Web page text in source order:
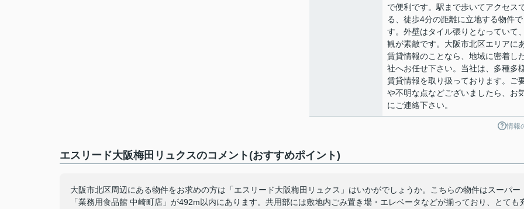
で便利です。駅まで歩いてアクセス
る、徒歩4分の距離に立地する物件で
す。外壁はタイル張りとなっていて
観が素敵です。大阪市北区エリアに
賃貸情報のことなら、地域に密着し
社へお任せ下さい。当社は、多種多
賃貸情報を取り扱っております。ご
や不明な点などございましたら、お
にご連絡下さい。
情報
エスリード大阪梅田リュクスのコメント(おすすめポイント)
大阪市北区周辺にある物件をお求めの方は「エスリード大阪梅田リュクス」はいかがでしょうか。こちらの物件はスーパー
「業務用食品館 中崎町店」が492m以内にあります。共用部には敷地内ごみ置き場・エレベータなどが揃っており、とても